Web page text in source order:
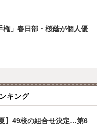
権」春日部・桜蔭が個人優
キング
】49校の組合せ決定…第6